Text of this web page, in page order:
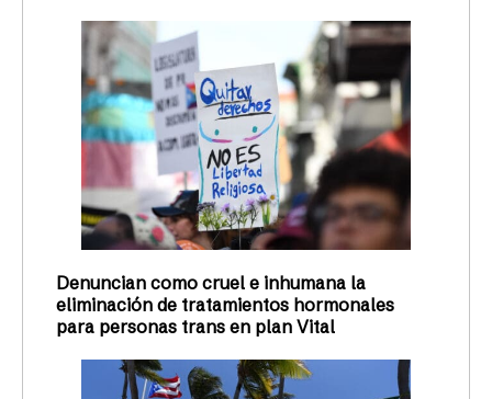
Denuncian como cruel e inhumana la
eliminación de tratamientos hormonales
para personas trans en plan Vital